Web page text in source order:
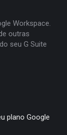
Workspace.
outras
seu G Suite
plano Google